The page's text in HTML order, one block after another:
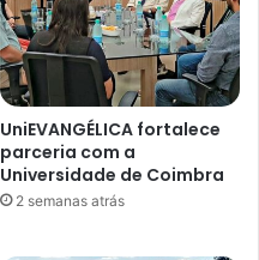
UniEVANGÉLICA fortalece
parceria com a
Universidade de Coimbra
2 semanas atrás